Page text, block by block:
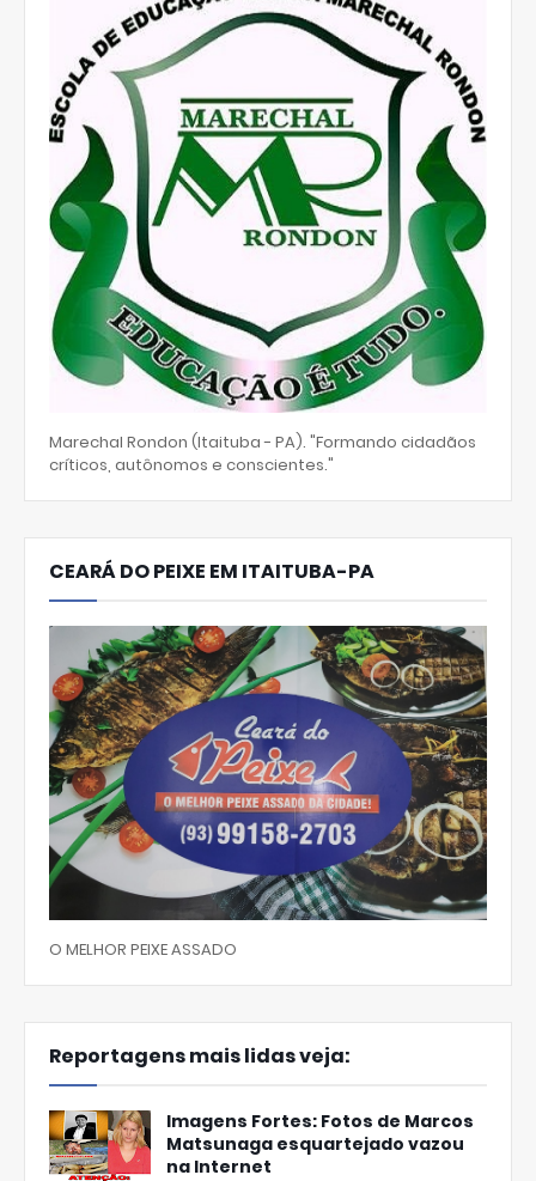
Marechal Rondon (Itaituba - PA). "Formando cidadãos
críticos, autônomos e conscientes."
CEARÁ DO PEIXE EM ITAITUBA-PA
O MELHOR PEIXE ASSADO
Reportagens mais lidas veja:
Imagens Fortes: Fotos de Marcos
Matsunaga esquartejado vazou
na Internet